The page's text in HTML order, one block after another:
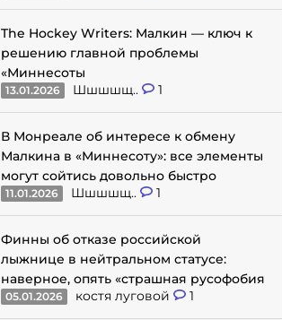
The Hockey Writers: Малкин — ключ к
решению главной проблемы
«Миннесоты
13.01.2026 Шшшшщ.. 1
В Монреале об интересе к обмену
Малкина в «Миннесоту»: все элементы
могут сойтись довольно быстро
11.01.2026 Шшшшщ.. 1
Финны об отказе российской
лыжнице в нейтральном статусе:
наверное, опять «страшная русофобия
05.01.2026 костя луговой 1